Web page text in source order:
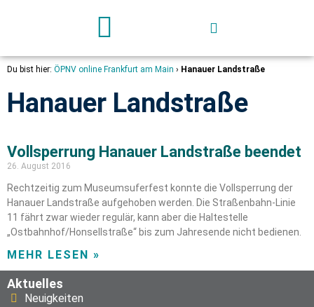
Du bist hier: ÖPNV online Frankfurt am Main › Hanauer Landstraße
Hanauer Landstraße
Vollsperrung Hanauer Landstraße beendet
26. August 2016
Rechtzeitig zum Museumsuferfest konnte die Vollsperrung der
Hanauer Landstraße aufgehoben werden. Die Straßenbahn-Linie
11 fährt zwar wieder regulär, kann aber die Haltestelle
„Ostbahnhof/Honsellstraße“ bis zum Jahresende nicht bedienen.
MEHR LESEN »
Aktuelles
Neuigkeiten